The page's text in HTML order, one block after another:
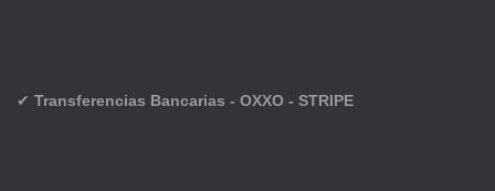
✔ Transferencias Bancarias - OXXO - STRIPE